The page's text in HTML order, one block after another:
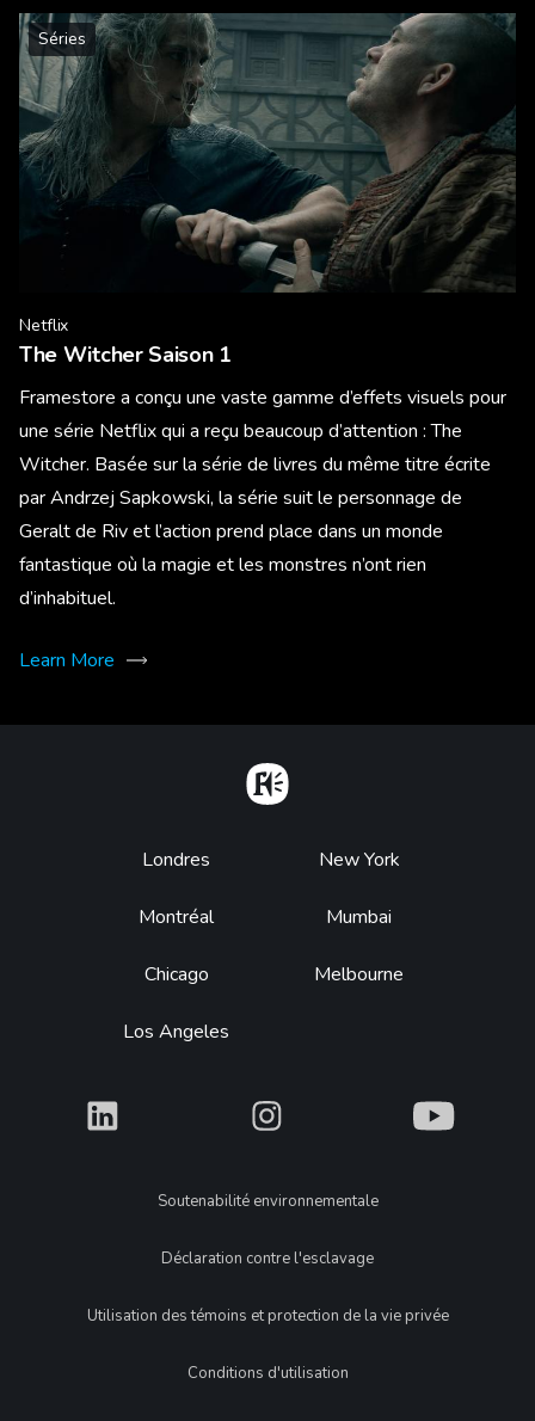
Séries
Netflix
The Witcher Saison 1
Framestore a conçu une vaste gamme d’effets visuels pour
une série Netflix qui a reçu beaucoup d’attention : The
Witcher. Basée sur la série de livres du même titre écrite
par Andrzej Sapkowski, la série suit le personnage de
Geralt de Riv et l’action prend place dans un monde
fantastique où la magie et les monstres n’ont rien
d’inhabituel.
Learn More
Footer
Londres
Montréal
Chicago
Los Angeles
New York
Mumbai
Melbourne
What What What
LegalSoutenabilité environnementale
Déclaration contre l'esclavage
Utilisation des témoins et protection de la vie privée
Conditions d'utilisation